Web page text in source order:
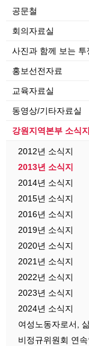
공문철
회의자료실
사진과 함께 보는 투
홍보선전자료
교육자료실
동영상/기타자료실
강원지역본부 소식지
2012년 소식지
2013년 소식지
2014년 소식지
2015년 소식지
2016년 소식지
2019년 소식지
2020년 소식지
2021년 소식지
2022년 소식지
2023년 소식지
2024년 소식지
여성노동자로서,
비정규위원회 연